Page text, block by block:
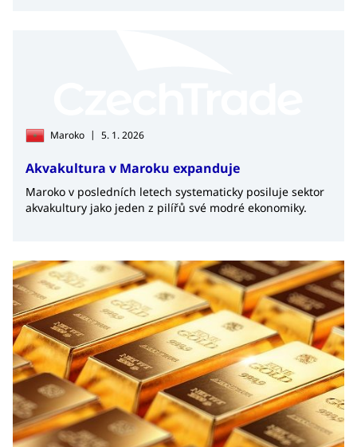
Maroko | 5. 1. 2026
Akvakultura v Maroku expanduje
Maroko v posledních letech systematicky posiluje sektor
akvakultury jako jeden z pilířů své modré ekonomiky.